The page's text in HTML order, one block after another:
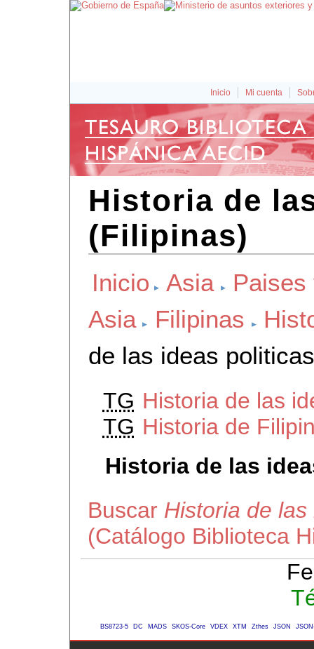
Inicio Mi cuenta
Historia de
(Filipinas)
Inicio Asia
Asia
Filipinas
de las ideas
TG Historia de las
TG Historia de
Historia de las
Buscar Historia de
(Catálogo Biblioteca
BS8723-5 DC MADS SKOS-Core VDEX XTM Zthes JSON